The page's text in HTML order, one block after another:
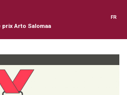
Arto Salomaa
FR